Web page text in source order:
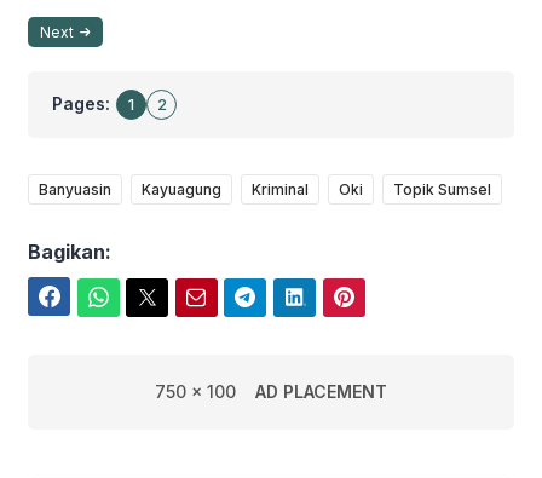
Next
Pages: 1 2
Banyuasin Kayuagung Kriminal Oki Topik Sumsel
Bagikan:
750 x 100 AD PLACEMENT